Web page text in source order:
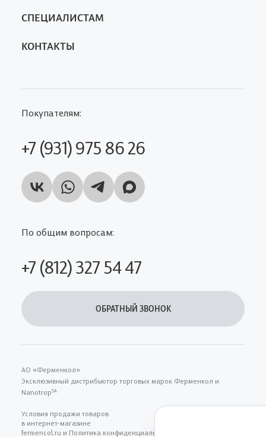
СПЕЦИАЛИСТАМ
КОНТАКТЫ
Покупателям:
+7 (931) 975 86 26
По общим вопросам:
+7 (812) 327 54 47
ОБРАТНЫЙ ЗВОНОК
АО «Ферменкол»
Эксклюзивный дистрибьютор торговых марок Ферменкол и
NanotropSA
Условия продажи товаров
в интернет-магазине
fermencol.ru и Политика конфиденциальности